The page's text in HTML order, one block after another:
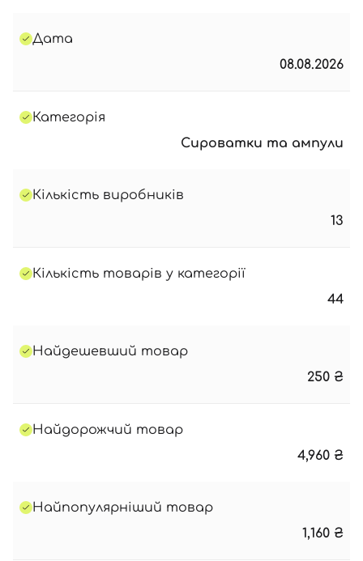
Дата
08.08.2026
Категорія
Сироватки та ампули
Кількість виробників
13
Кількість товарів у категорії
44
Найдешевший товар
250 ₴
Найдорожчий товар
4,960 ₴
Найпопулярніший товар
1,160 ₴